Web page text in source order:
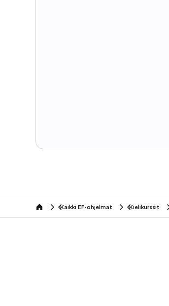
home Kaikki EF-ohjelmat Kielikurssit